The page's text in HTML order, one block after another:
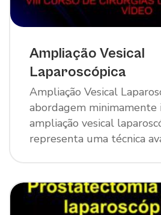
Ampliação Vesical
Laparoscópica
Ampliação Vesical
abordagem minimamente
ampliação vesical
representa uma técnica